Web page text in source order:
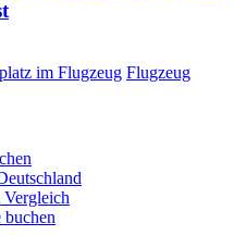
im Flugzeug Flugzeug
Vergleich